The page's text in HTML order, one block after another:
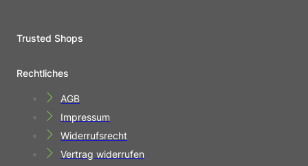
Trusted Shops
Rechtliches
AGB
Impressum
Widerrufsrecht
Vertrag widerrufen